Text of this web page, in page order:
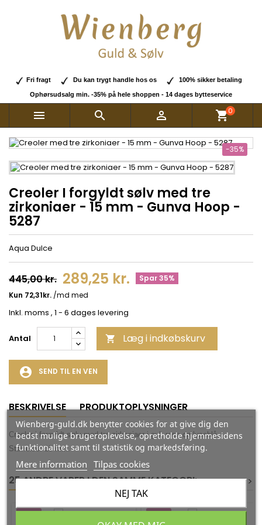
Fri fragt Du kan trygt handle hos os 100% sikker betaling
Ophørsudsalg min. -35% på hele shoppen - 14 dages bytteservice
   shopping_cart0
-35%
Creoler I forgyldt sølv med tre
zirkoniaer - 15 mm - Gunva Hoop -
5287
Aqua Dulce
445,00 kr. 289,25 kr. Spar 35%
Inkl. moms , 1 - 6 dages levering
Antal  Læg i indkøbskurv
account_circle SEND TIL EN VEN
BESKRIVELSE PRODUKTOPLYSNINGER
Creoler i forgyldt sølv med tre zirkoniaer i gul, rosa og lyseblå.
Størrelse: 15 mm.
25 ANDRE VARER I DEN SAMME KATEGORI: >>
<<
-35% -35%
Wienberg-guld.dk benytter cookies for at give dig den
bedst mulige brugeroplevelse, opretholde hjemmesidens
funktionalitet samt til statistik og markedsføring.
Mere information Tilpas cookies
NEJ TAK